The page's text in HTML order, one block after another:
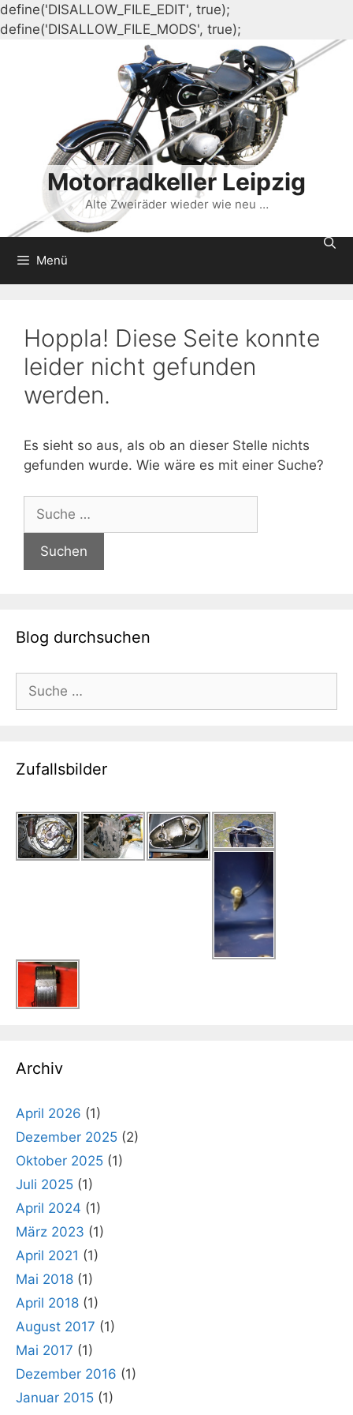
define('DISALLOW_FILE_EDIT', true);
define('DISALLOW_FILE_MODS', true);
Inhalt
springen
Motorradkeller Leipzig
Alte Zweiräder wieder wie neu …
Menü
Hoppla! Diese Seite konnte
leider nicht gefunden
werden.
Es sieht so aus, als ob an dieser Stelle nichts
gefunden wurde. Wie wäre es mit einer Suche?
nach:
Blog durchsuchen
nach:
Zufallsbilder
Archiv
April 2026 (1)
Dezember 2025 (2)
Oktober 2025 (1)
Juli 2025 (1)
April 2024 (1)
März 2023 (1)
April 2021 (1)
Mai 2018 (1)
April 2018 (1)
August 2017 (1)
Mai 2017 (1)
Dezember 2016 (1)
Januar 2015 (1)